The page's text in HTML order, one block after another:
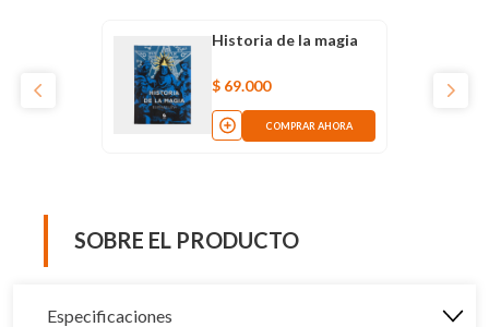
Historia de la magia
$ 69.000
COMPRAR AHORA
SOBRE EL PRODUCTO
Especificaciones